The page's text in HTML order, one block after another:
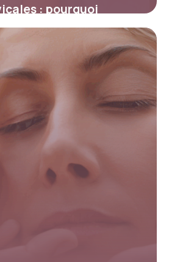
: pourquoi
?